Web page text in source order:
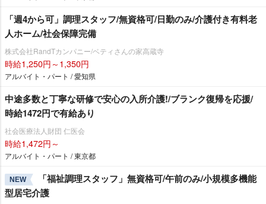
「週4から可」調理スタッフ/無資格可/日勤のみ/介護付き有料老
人ホーム/社会保障完備
株式会社RandTカンパニー/ベティさんの家高蔵寺
時給1,250円～1,350円
アルバイト・パート / 愛知県
中途多数と丁寧な研修で安心の入所介護!/ブランク復帰を応援/
時給1472円で有給あり
社会医療法人財団 仁医会
時給1,472円～
アルバイト・パート / 東京都
NEW
「福祉調理スタッフ」無資格可/午前のみ/小規模多機能
型居宅介護